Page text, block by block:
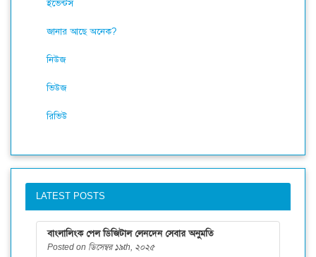
ইভেন্টস
জানার আছে অনেক?
নিউজ
ভিউজ
রিভিউ
LATEST POSTS
বাংলালিংক পেল ডিজিটাল লেনদেন সেবার অনুমতি
Posted on ডিসেম্বর ১৯th, ২০২৫